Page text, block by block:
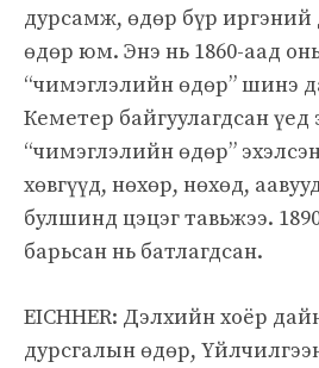
дурсамж, өдөр бүр иргэний
өдөр юм. Энэ нь 1860-аад
“чимэглэлийн өдөр” шинэ
Кеметер байгуулагдсан үед
“чимэглэлийн өдөр”
хөвгүүд, нөхөр, нөхөд,
булшинд цэцэг тавьжээ.
барьсан нь батлагдсан.
EICHHER: Дэлхийн хоёр
дурсгалын өдөр,